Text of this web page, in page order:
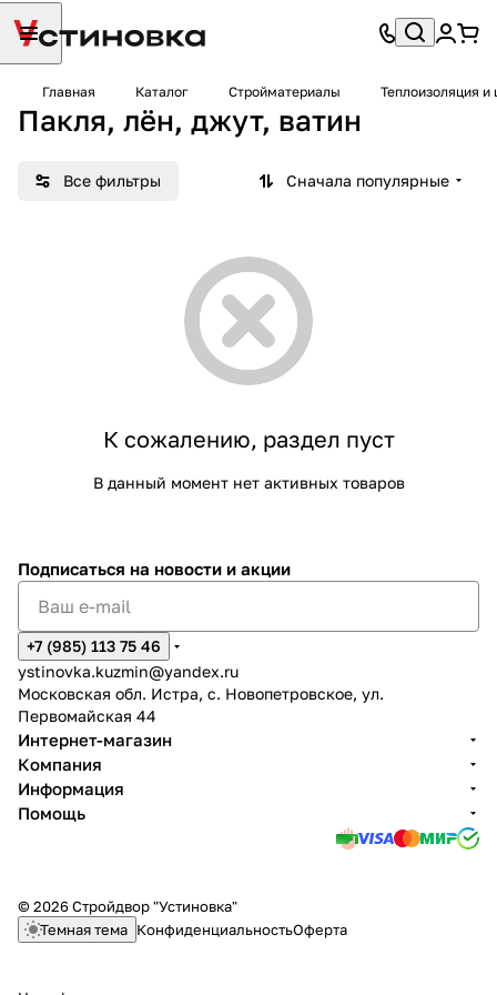
Главная Каталог Стройматериалы Теплоизоляция
Пакля, лён, джут, ватин
Все фильтры Сначала популярные
К сожалению, раздел пуст
В данный момент нет активных товаров
Подписаться на новости и акции
+7 (985) 113 75 46
ystinovka.kuzmin@yandex.ru
Московская обл. Истра, с. Новопетровское, ул.
Первомайская 44
Интернет-магазин
Компания
Информация
Помощь
© 2026 Стройдвор "Устиновка"
Темная тема КонфиденциальностьОферта